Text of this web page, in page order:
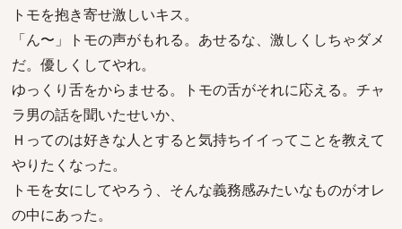
トモを抱き寄せ激しいキス。
「ん〜」トモの声がもれる。あせるな、激しくしちゃダメ
だ。優しくしてやれ。
ゆっくり舌をからませる。トモの舌がそれに応える。チャ
ラ男の話を聞いたせいか、
Ｈってのは好きな人とすると気持ちイイってことを教えて
やりたくなった。
トモを女にしてやろう、そんな義務感みたいなものがオレ
の中にあった。